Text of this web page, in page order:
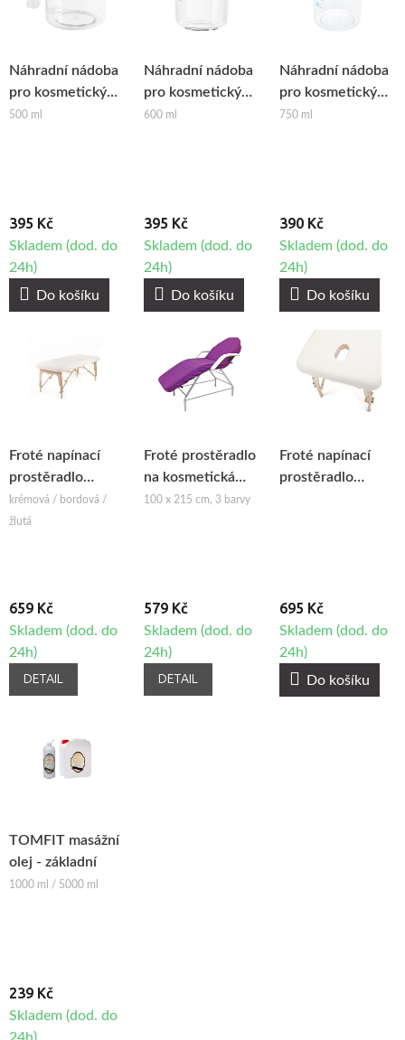
Náhradní nádoba
pro kosmetický
napařovač
500 ml
395 Kč
Skladem (dod. do
24h)
Do košíku
Náhradní nádoba
pro kosmetický
napařovač
600 ml
395 Kč
Skladem (dod. do
24h)
Do košíku
Náhradní nádoba
pro kosmetický
napařovač
750 ml
390 Kč
Skladem (dod. do
24h)
Do košíku
Froté napínací
prostěradlo
Wuwei
WellTouch na
krémová / bordová /
žlutá
659 Kč
Skladem (dod. do
24h)
DETAIL
Froté prostěradlo
na kosmetická
lehátka
100 x 215 cm, 3 barvy
579 Kč
Skladem (dod. do
24h)
DETAIL
Froté napínací
prostěradlo
695 Kč
Skladem (dod. do
24h)
Do košíku
TOMFIT masážní
olej - základní
1000 ml / 5000 ml
239 Kč
Skladem (dod. do